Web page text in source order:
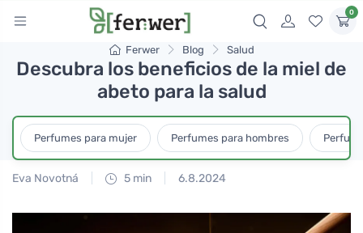
0
Ferwer Blog Salud
Descubra los beneficios de la miel de
abeto para la salud
Perfumes para mujer Perfumes para hombres
Eva Novotná 5 min 6.8.2024